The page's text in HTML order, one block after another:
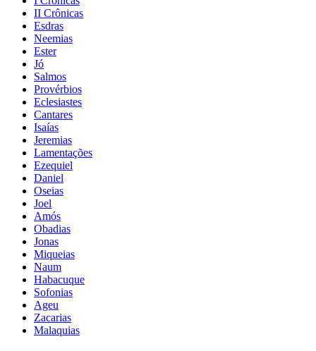
II Crônicas
Esdras
Neemias
Ester
Jó
Salmos
Provérbios
Eclesiastes
Cantares
Isaías
Jeremias
Lamentações
Ezequiel
Daniel
Oseias
Joel
Amós
Obadias
Jonas
Miqueias
Naum
Habacuque
Sofonias
Ageu
Zacarias
Malaquias